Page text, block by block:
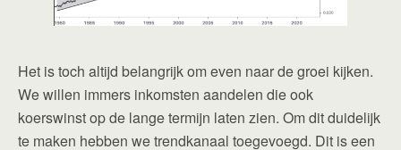
Het is toch altijd belangrijk om even naar de groei kijken.
We willen immers inkomsten aandelen die ook
koerswinst op de lange termijn laten zien. Om dit duidelijk
te maken hebben we trendkanaal toegevoegd. Dit is een